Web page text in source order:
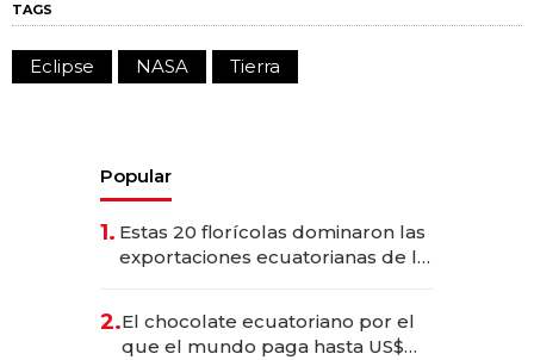
TAGS
Eclipse NASA Tierra
Popular
1. Estas 20 florícolas dominaron las
exportaciones ecuatorianas de la
2.El chocolate ecuatoriano por el
que el mundo paga hasta US$